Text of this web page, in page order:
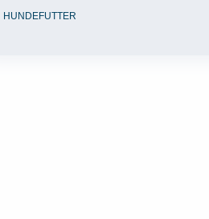
HUNDEFUTTER